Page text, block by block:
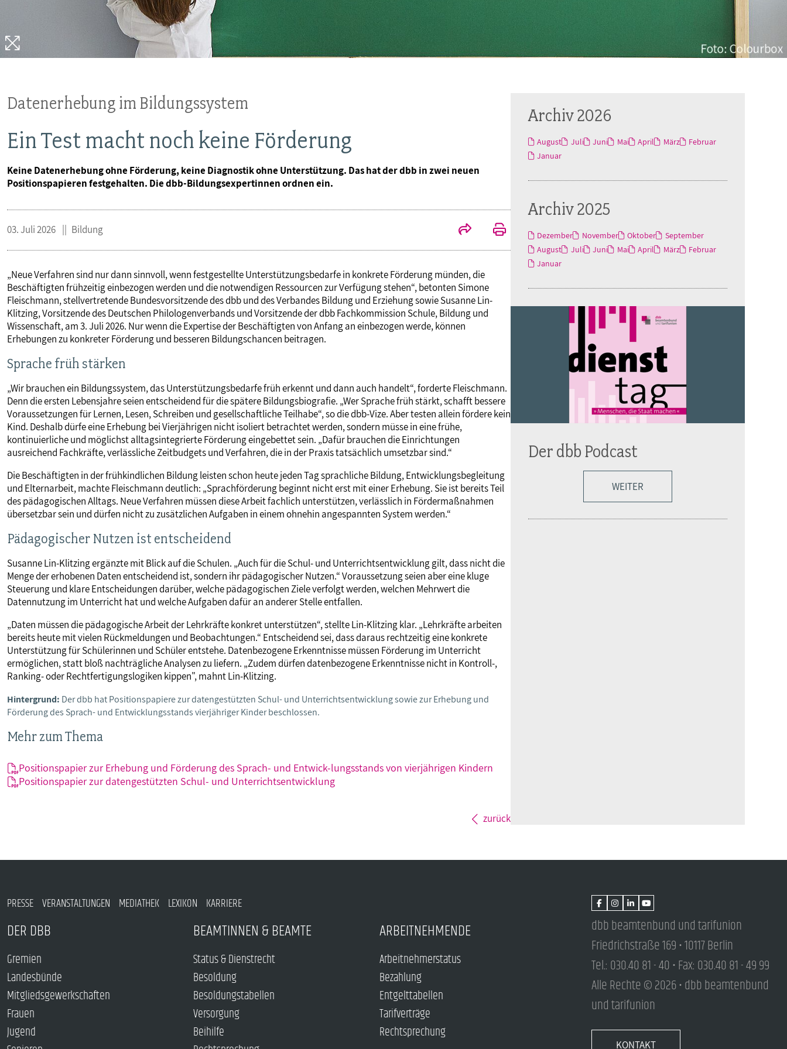
Frauen
Jugend
Versorgung
Beihilfe
Tarifverträge
Rechtsprechung
Bildung
Europa
MITGLIEDSCHAFT & SERVICE
Akademie
Verlag
Datenerhebung im Bildungssystem
Ein Test macht noch keine Förderung
Keine Datenerhebung ohne Förderung, keine Diagnostik ohne Unterstützung. Das hat der dbb in zwei neuen
Positionspapieren festgehalten. Die dbb-Bildungsexpertinnen ordnen ein.
03. Juli 2026 Bildung
„Neue Verfahren sind nur dann sinnvoll, wenn festgestellte Unterstützungsbedarfe in konkrete Förderung münden, die
Beschäftigten frühzeitig einbezogen werden und die notwendigen Ressourcen zur Verfügung stehen“, betonten Simone
Fleischmann, stellvertretende Bundesvorsitzende des dbb und des Verbandes Bildung und Erziehung sowie Susanne Lin-
Klitzing, Vorsitzende des Deutschen Philologenverbands und Vorsitzende der dbb Fachkommission Schule, Bildung und
Wissenschaft, am 3. Juli 2026. Nur wenn die Expertise der Beschäftigten von Anfang an einbezogen werde, können
Erhebungen zu konkreter Förderung und besseren Bildungschancen beitragen.
Sprache früh stärken
„Wir brauchen ein Bildungssystem, das Unterstützungsbedarfe früh erkennt und dann auch handelt“, forderte Fleischmann.
Denn die ersten Lebensjahre seien entscheidend für die spätere Bildungsbiografie. „Wer Sprache früh stärkt, schafft bessere
Voraussetzungen für Lernen, Lesen, Schreiben und gesellschaftliche Teilhabe“, so die dbb-Vize. Aber testen allein fördere kein
Kind. Deshalb dürfe eine Erhebung bei Vierjährigen nicht isoliert betrachtet werden, sondern müsse in eine frühe,
kontinuierliche und möglichst alltagsintegrierte Förderung eingebettet sein. „Dafür brauchen die Einrichtungen
ausreichend Fachkräfte, verlässliche Zeitbudgets und Verfahren, die in der Praxis tatsächlich umsetzbar sind.“
Die Beschäftigten in der frühkindlichen Bildung leisten schon heute jeden Tag sprachliche Bildung, Entwicklungsbegleitung
und Elternarbeit, machte Fleischmann deutlich: „Sprachförderung beginnt nicht erst mit einer Erhebung. Sie ist bereits Teil
des pädagogischen Alltags. Neue Verfahren müssen diese Arbeit fachlich unterstützen, verlässlich in Fördermaßnahmen
übersetzbar sein und dürfen nicht zu zusätzlichen Aufgaben in einem ohnehin angespannten System werden.“
Pädagogischer Nutzen ist entscheidend
Susanne Lin-Klitzing ergänzte mit Blick auf die Schulen. „Auch für die Schul- und Unterrichtsentwicklung gilt, dass nicht die
Menge der erhobenen Daten entscheidend ist, sondern ihr pädagogischer Nutzen.“ Voraussetzung seien aber eine kluge
Steuerung und klare Entscheidungen darüber, welche pädagogischen Ziele verfolgt werden, welchen Mehrwert die
Datennutzung im Unterricht hat und welche Aufgaben dafür an anderer Stelle entfallen.
„Daten müssen die pädagogische Arbeit der Lehrkräfte konkret unterstützen“, stellte Lin-Klitzing klar. „Lehrkräfte arbeiten
bereits heute mit vielen Rückmeldungen und Beobachtungen.“ Entscheidend sei, dass daraus rechtzeitig eine konkrete
Unterstützung für Schülerinnen und Schüler entstehe. Datenbezogene Erkenntnisse müssen Förderung im Unterricht
ermöglichen, statt bloß nachträgliche Analysen zu liefern. „Zudem dürfen datenbezogene Erkenntnisse nicht in Kontroll-,
Ranking- oder Rechtfertigungslogiken kippen", mahnt Lin-Klitzing.
Hintergrund: Der dbb hat Positionspapiere zur datengestützten Schul- und Unterrichtsentwicklung sowie zur Erhebung und
Förderung des Sprach- und Entwicklungsstands vierjähriger Kinder beschlossen.
Mehr zum Thema
Positionspapier zur Erhebung und Förderung des Sprach- und Entwick-lungsstands von vierjährigen Kindern
Positionspapier zur datengestützten Schul- und Unterrichtsentwicklung
zurück
Archiv 2026
August Juli Juni Mai April März
Februar
Januar
Archiv 2025
Dezember November Oktober
September
August
Juli Juni Mai April März
Februar
Januar
Der dbb Podcast
WEITER
PRESSE VERANSTALTUNGEN MEDIATHEK LEXIKON KARRIERE
DER DBB
Gremien
Landesbünde
Mitgliedsgewerkschaften
Frauen
Jugend
BEAMTINNEN & BEAMTE
Status & Dienstrecht
Besoldung
Besoldungstabellen
Versorgung
Beihilfe
ARBEITNEHMENDE
Arbeitnehmerstatus
Bezahlung
Entgelttabellen
Tarifverträge
Rechtsprechung
dbb beamtenbund und tarifunion
Friedrichstraße 169 • 10117 Berlin
Tel.: 030.40 81 - 40 • Fax: 030.40 81 - 49 99
Alle Rechte © 2026 • dbb beamtenbund
und tarifunion
KONTAKT